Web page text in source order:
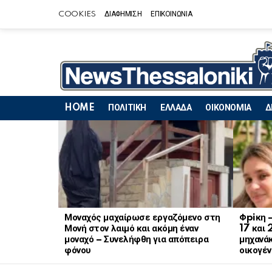
COOKIES ΔΙΑΦΗΜΙΣΗ ΕΠΙΚΟΙΝΩΝΙΑ
HOME ΠΟΛΙΤΙΚΗ ΕΛΛΑΔΑ ΟΙΚΟΝΟΜΙΑ
LATEST
STORIES
Μοναχός μαχαίρωσε εργαζόμενο στη
Μονή στον λαιμό και ακόμη έναν
μοναχό – Συνελήφθη για απόπειρα
φόνου
Φpiκη
17